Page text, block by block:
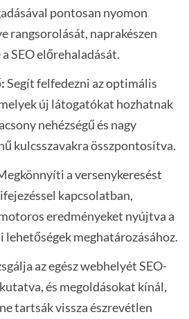
pontosan nyomon
rangsorolását, naprakészen
SEO előrehaladását.
Segít felfedezni az optimális
új látogatókat hozhatnak
nehézségű és nagy
kulcsszavakra összpontosítva.
a versenykeresést
kapcsolatban,
eredményeket nyújtva a
lehetőségek meghatározásához.
az egész webhelyét SEO-
és megoldásokat kínál,
tartsák vissza észrevétlen